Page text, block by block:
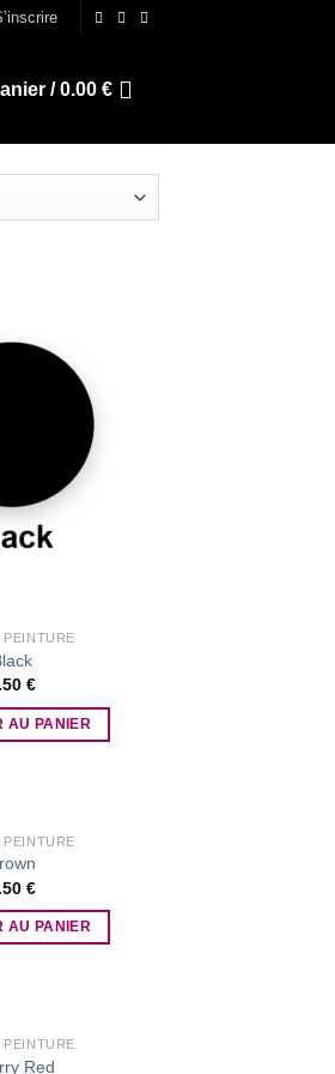
/0.00 €
PEINTURE
€
AU PANIER
wishlist
PEINTURE
€
AU PANIER
PEINTURE
Red